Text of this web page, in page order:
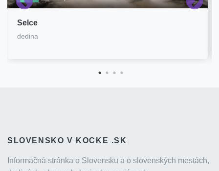
Selce
dedina
SLOVENSKO V KOCKE .SK
Informačná stránka o Slovensku a o slovenských mestách,